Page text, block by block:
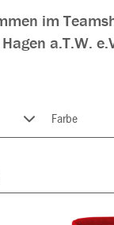
im
a.T.W.
Farbe